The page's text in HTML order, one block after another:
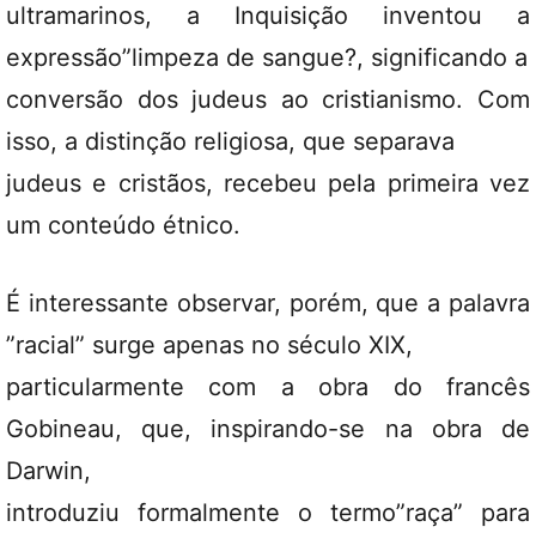
ultramarinos, a Inquisição inventou a
expressão”limpeza de sangue?, significando a
conversão dos judeus ao cristianismo. Com
isso, a distinção religiosa, que separava
judeus e cristãos, recebeu pela primeira vez
um conteúdo étnico.
É interessante observar, porém, que a palavra
”racial” surge apenas no século XIX,
particularmente com a obra do francês
Gobineau, que, inspirando-se na obra de
Darwin,
introduziu formalmente o termo”raça” para